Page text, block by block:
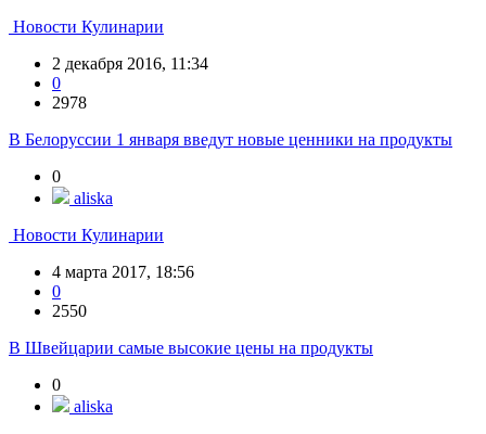
Новости Кулинарии
2 декабря 2016, 11:34
0
2978
В Белоруссии 1 января введут новые ценники на продукты
0
aliska
Новости Кулинарии
4 марта 2017, 18:56
0
2550
В Швейцарии самые высокие цены на продукты
0
aliska